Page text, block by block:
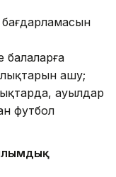
бағдарламасын
ашу;
ауылдар
футбол